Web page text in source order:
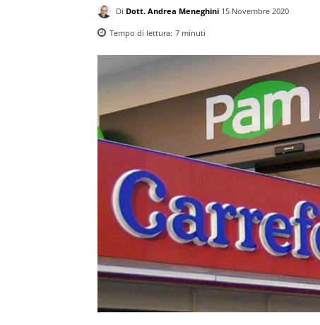
Di Dott. Andrea Meneghini 15 Novembre 2020
Tempo di lettura: 7 minuti